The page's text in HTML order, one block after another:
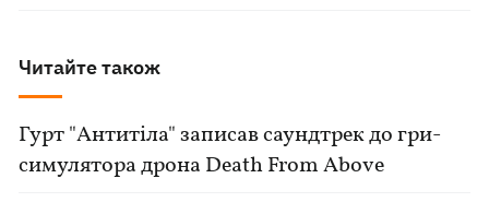
Читайте також
Гурт "Антитіла" записав саундтрек до гри-
симулятора дрона Death From Above